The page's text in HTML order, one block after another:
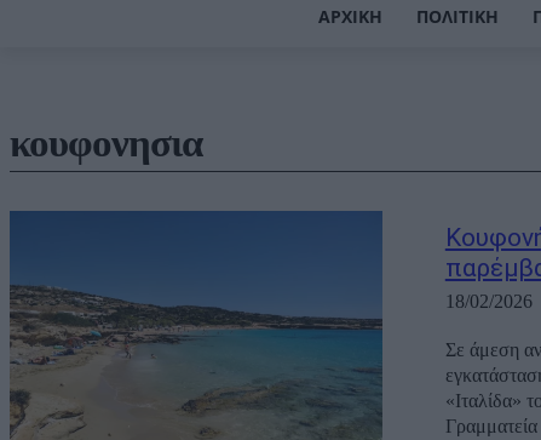
ΑΡΧΙΚΉ ΠΟΛΙΤΙΚΉ
κουφονησια
18/02/2026
Σε άμεση
«Ιταλίδα»